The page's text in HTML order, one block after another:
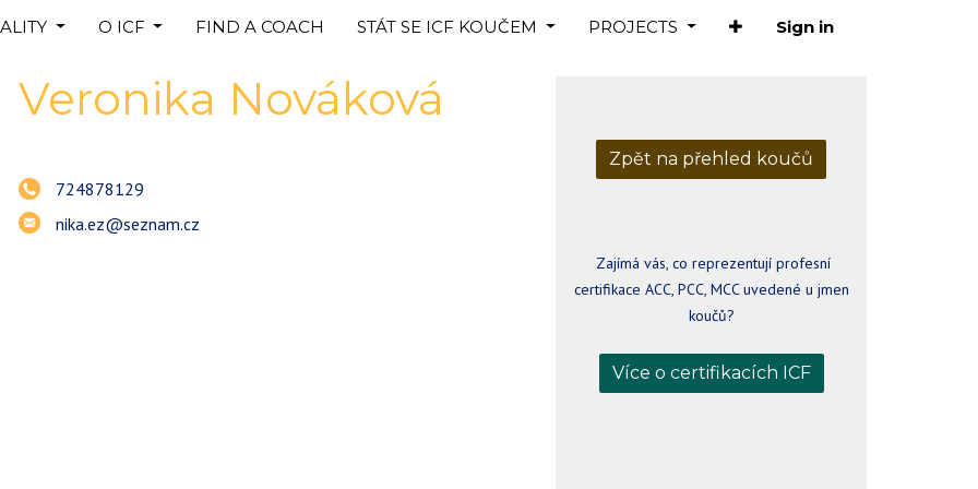
O ICF FIND A COACH STÁT SE ICF KOUČEM PROJECTS Sign in
Veronika Nováková
724878129
nika.ez@seznam.cz
Zpět na přehled koučů
Zajímá vás, co reprezentují profesní
certifikace ACC, PCC, MCC uvedené u jmen
koučů?
Více o certifikacích ICF